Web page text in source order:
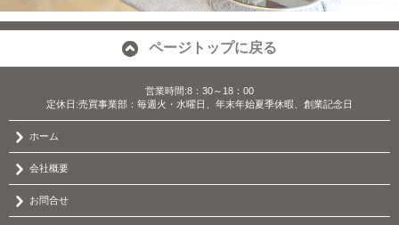
ページトップに戻る
営業時間:8：30～18：00
定休日:売買事業部：毎週火・水曜日、年末年始夏季休暇、創業記念日
ホーム
会社概要
お問合せ